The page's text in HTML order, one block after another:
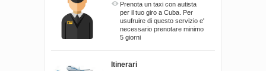
Prenota un taxi con autista
per il tuo giro a Cuba. Per
usufruire di questo servizio e'
necessario prenotare minimo
5 giorni
Itinerari